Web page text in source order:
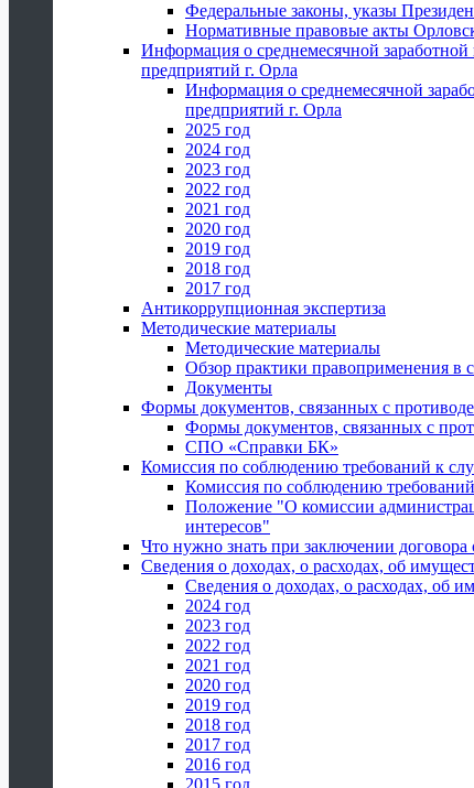
Федеральные законы, указы
Нормативные правовые акты
Информация о среднемесячной
предприятий г. Орла
Информация о среднемесячной
предприятий г. Орла
2025 год
2024 год
2023 год
2022 год
2021 год
2020 год
2019 год
2018 год
2017 год
Антикоррупционная экспертиза
Методические материалы
Методические материалы
Обзор практики правоприменения в
Документы
Формы документов, связанных с
Формы документов, связанных с
СПО «Справки БК»
Комиссия по соблюдению требований к
Комиссия по соблюдению
Положение "О комиссии
интересов"
Что нужно знать при заключении
Сведения о доходах, о расходах, об
Сведения о доходах, о расходах, об
2024 год
2023 год
2022 год
2021 год
2020 год
2019 год
2018 год
2017 год
2016 год
2015 год